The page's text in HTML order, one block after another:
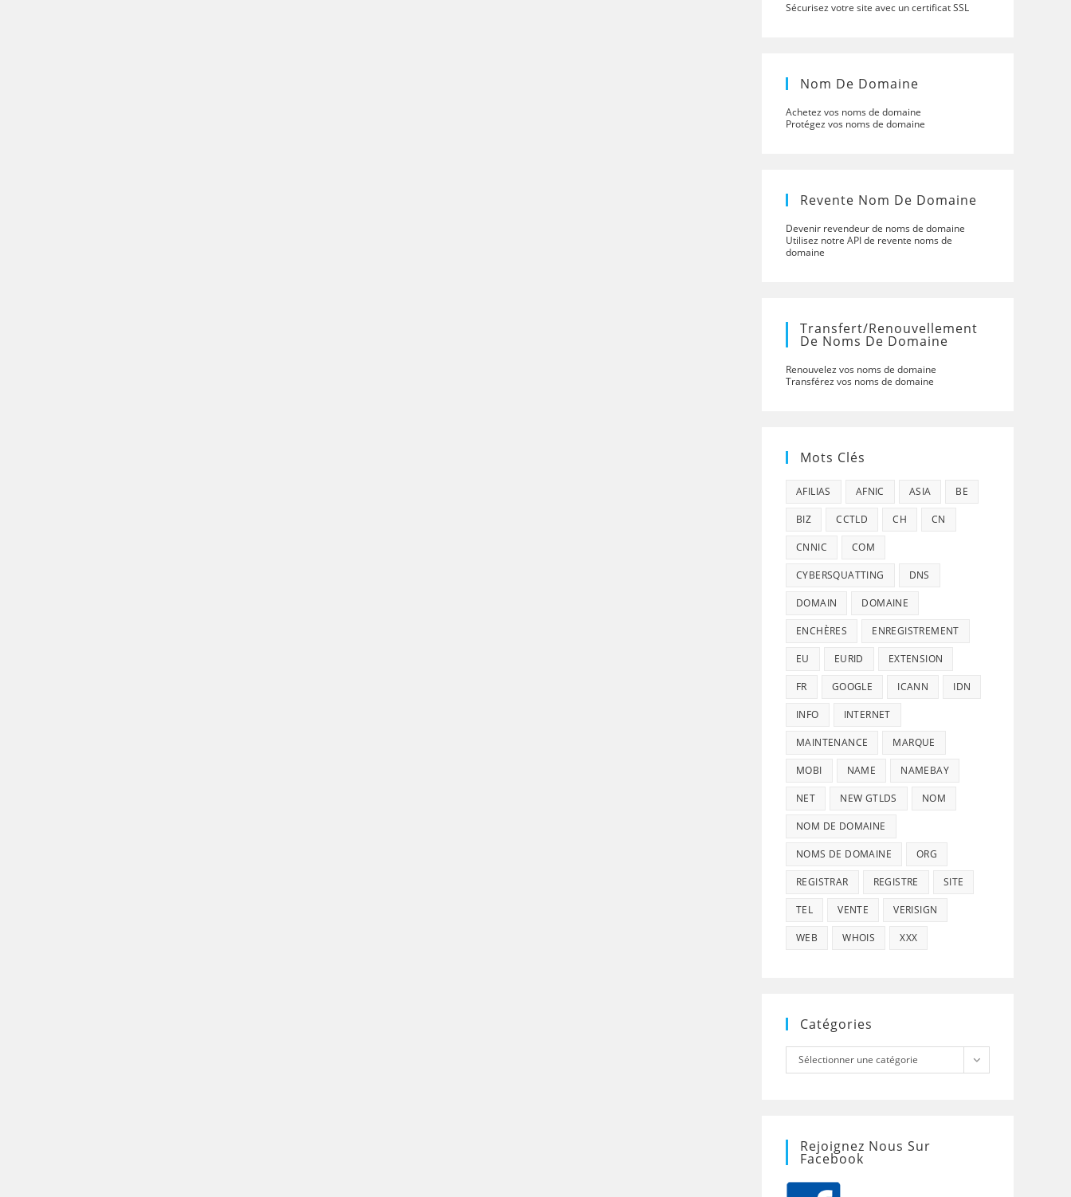
Sécurisez votre site avec un certificat SSL
Nom De Domaine
Achetez vos noms de domaine
Protégez vos noms de domaine
Revente Nom De Domaine
Devenir revendeur de noms de domaine
Utilisez notre API de revente noms de
domaine
Transfert/renouvellement
De Noms De Domaine
Renouvelez vos noms de domaine
Transférez vos noms de domaine
Mots Clés
AFILIAS AFNIC ASIA BE
BIZ CCTLD CH CN
CNNIC COM
CYBERSQUATTING DNS
DOMAIN DOMAINE
ENCHÈRES ENREGISTREMENT
EU EURID EXTENSION
FR GOOGLE ICANN IDN
INFO INTERNET
MAINTENANCE MARQUE
MOBI NAME NAMEBAY
NET NEW GTLDS NOM
NOM DE DOMAINE
NOMS DE DOMAINE ORG
REGISTRAR REGISTRE SITE
TEL VENTE VERISIGN
WEB WHOIS XXX
Catégories
Catégories
Sélectionner une catégorie
Rejoignez Nous Sur
Facebook